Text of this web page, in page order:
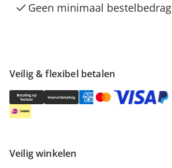
Veilig & flexibel betalen
Veilig winkelen
Geen minimaal bestelbedrag